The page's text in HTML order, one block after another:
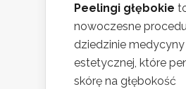
Peelingi głębokie
nowoczesne
dziedzinie medycyny
estetycznej, które
skórę na głębokość